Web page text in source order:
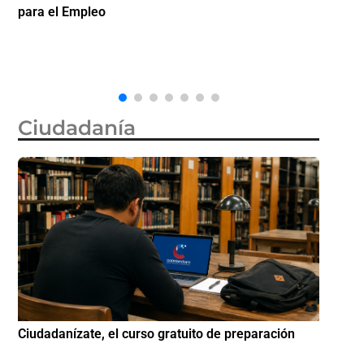
la ciudadanía por nacimiento, semanas después de
Ciudadanía
Si eres residente ingresa a Ciudadanízate, el curso